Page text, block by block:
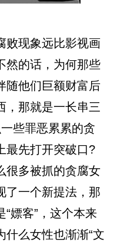
败现象远比影视画
然的话，为何那些
随他们巨额财富后
，那就是一长串三
些罪恶累累的贪
最先打开突破口?
很多被抓的贪腐女
了一个新提法，那
嫖客”，这个本来
什么女性也渐渐“文